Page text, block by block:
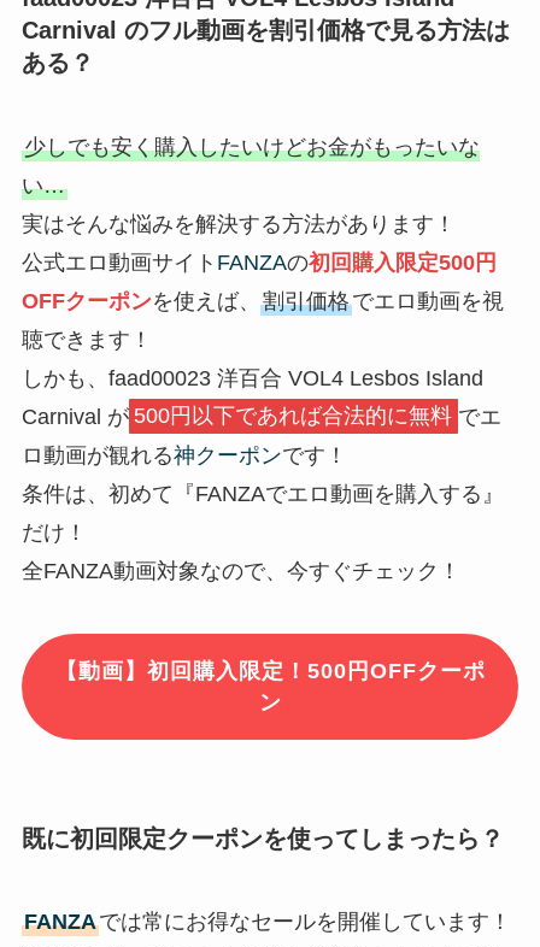
Carnival のフル動画を割引価格で見る方法は
ある？
少しでも安く購入したいけどお金がもったいな
い…
実はそんな悩みを解決する方法があります！
公式エロ動画サイト FANZAの初回購入限定500円
OFFクーポンを使えば、 割引価格でエロ動画を視
聴できます！
しかも、faad00023 洋百合 VOL4 Lesbos Island
Carnival が 500円以下であれば合法的に無料 でエ
ロ動画が観れる神クーポンです！
条件は、初めて『FANZAでエロ動画を購入する』
だけ！
全FANZA動画対象なので、今すぐチェック！
【動画】初回購入限定！500円OFFクーポ
ン
既に初回限定クーポンを使ってしまったら？
FANZAでは常にお得なセールを開催しています！